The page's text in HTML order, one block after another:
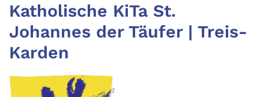
Katholische KiTa St.
Johannes der Täufer | Treis-
Karden